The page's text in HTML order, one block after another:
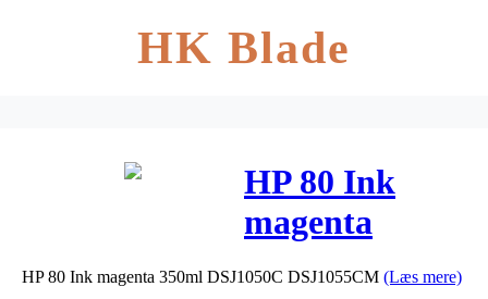
HK Blade
HP 80 Ink
magenta
350ml
HP 80 Ink magenta 350ml DSJ1050C DSJ1055CM (Læs mere)